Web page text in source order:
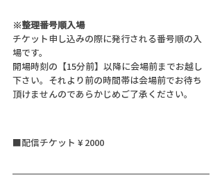
※整理番号順入場
チケット申し込みの際に発行される番号順の入
場です。
開場時刻の【15分前】以降に会場前までお越し
下さい。それより前の時間帯は会場前でお待ち
頂けませんのであらかじめご了承ください。
■配信チケット ¥ 2000